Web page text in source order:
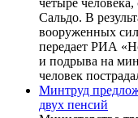
четыре
Сальдо. В
вооруженных
передает РИА
и подрыва на
человек
Минтруд
двух пенсий